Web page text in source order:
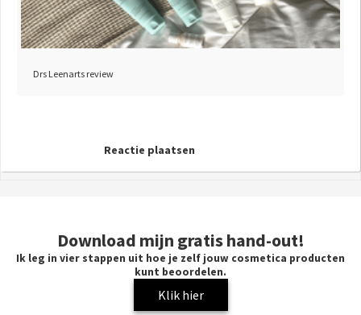
Drs Leenarts review
Reactie plaatsen
Download mijn gratis hand-out!
Ik leg in vier stappen uit hoe je zelf jouw cosmetica producten
kunt beoordelen.
Klik hier